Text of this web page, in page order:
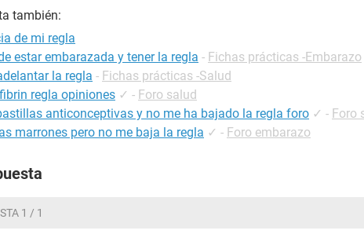
también:
de mi regla
estar embarazada y tener la regla - Fichas prácticas -Embarazo
la regla - Fichas prácticas -Salud
regla opiniones ✓ - Foro salud
anticonceptivas y no me ha bajado la regla foro ✓ - Foro
marrones pero no me baja la regla ✓ - Foro embarazo
1 / 1